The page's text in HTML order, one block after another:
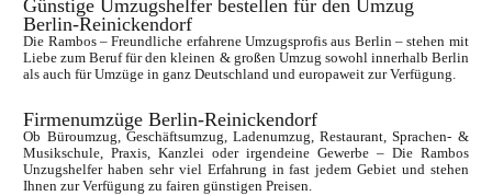
Günstige Umzugshelfer bestellen für den Umzug
Berlin-Reinickendorf
Die Rambos – Freundliche erfahrene Umzugsprofis aus Berlin – stehen mit
Liebe zum Beruf für den kleinen & großen Umzug sowohl innerhalb Berlin
als auch für Umzüge in ganz Deutschland und europaweit zur Verfügung.
Firmenumzüge Berlin-Reinickendorf
Ob Büroumzug, Geschäftsumzug, Ladenumzug, Restaurant, Sprachen- &
Musikschule, Praxis, Kanzlei oder irgendeine Gewerbe – Die Rambos
Unzugshelfer haben sehr viel Erfahrung in fast jedem Gebiet und stehen
Ihnen zur Verfügung zu fairen günstigen Preisen.